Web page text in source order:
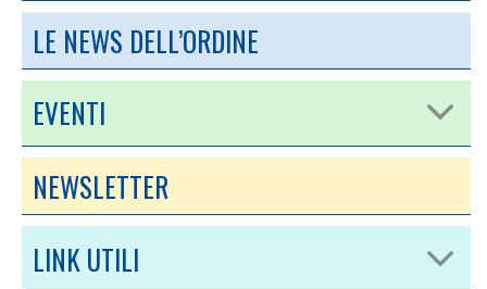
LE NEWS DELL’ORDINE
EVENTI
NEWSLETTER
LINK UTILI